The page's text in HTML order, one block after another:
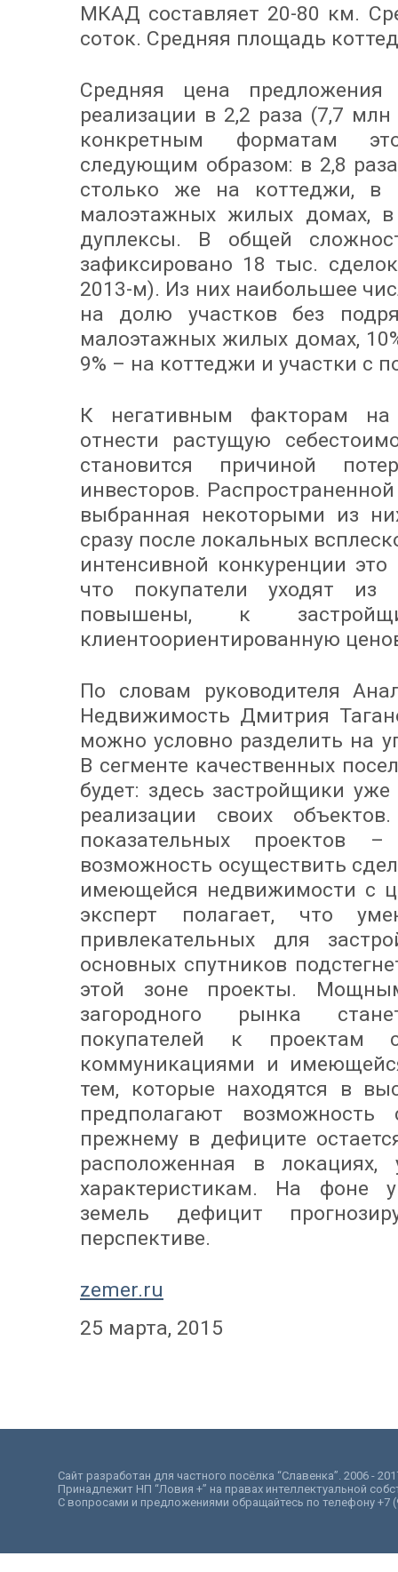
МКАД составляет 20-80 км.
соток. Средняя площадь
Средняя цена
реализации в 2,2 раза (7,7
конкретным форматам
следующим образом: в 2,8
столько же на коттеджи,
малоэтажных жилых домах,
дуплексы. В общей
зафиксировано 18 тыс.
2013-м). Из них наибольшее
на долю участков без
малоэтажных жилых домах,
9% – на коттеджи и участки с
К негативным факторам
отнести растущую
становится причиной
инвесторов.
выбранная некоторыми из
сразу после локальных
интенсивной конкуренции
что покупатели уходят
повышены, к
клиентоориентированную
По словам руководителя
Недвижимость Дмитрия
можно условно разделить на
В сегменте качественных
будет: здесь застройщики
реализации своих
показательных проектов
возможность осуществить
имеющейся недвижимости с
эксперт полагает, что
привлекательных для
основных спутников
этой зоне проекты.
загородного рынка
покупателей к проектам
коммуникациями и
тем, которые находятся в
предполагают возможность
прежнему в дефиците
расположенная в
характеристикам. На фоне
земель дефицит
перспективе.
zemer.ru
25 марта, 2015
Сайт разработан для частного посёлка “Славенка”. 2006 -
Принадлежит НП “Ловия +” на правах интеллектуальной
С вопросами и предложениями обращайтесь по телефону +7